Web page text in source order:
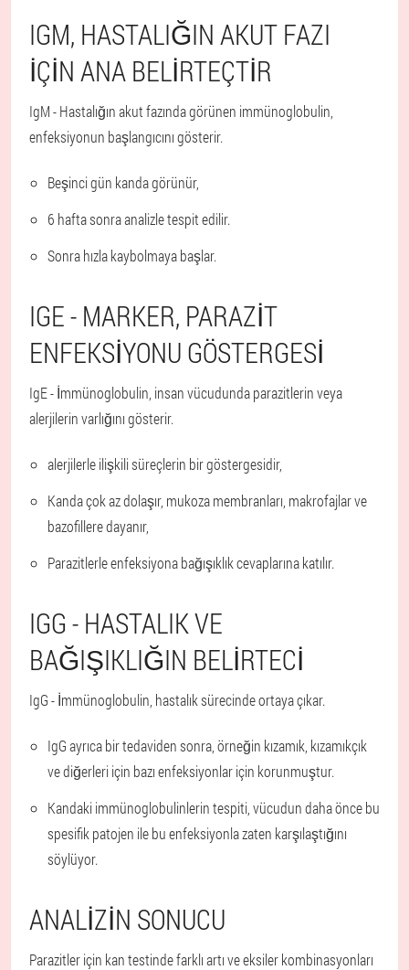
IGM, HASTALIĞIN AKUT FAZI
IÇIN ANA BELIRTEÇTIR
IgM - Hastalığın akut fazında görünen immünoglobulin,
enfeksiyonun başlangıcını gösterir.
Beşinci gün kanda görünür,
6 hafta sonra analizle tespit edilir.
Sonra hızla kaybolmaya başlar.
IGE - MARKER, PARAZIT
ENFEKSIYONU GÖSTERGESI
IgE - İmmünoglobulin, insan vücudunda parazitlerin veya
alerjilerin varlığını gösterir.
alerjilerle ilişkili süreçlerin bir göstergesidir,
Kanda çok az dolaşır, mukoza membranları, makrofajlar ve
bazofillere dayanır,
Parazitlerle enfeksiyona bağışıklık cevaplarına katılır.
IGG - HASTALIK VE
BAĞIŞIKLIĞIN BELIRTECI
IgG - İmmünoglobulin, hastalık sürecinde ortaya çıkar.
IgG ayrıca bir tedaviden sonra, örneğin kızamık, kızamıkçık
ve diğerleri için bazı enfeksiyonlar için korunmuştur.
Kandaki immünoglobulinlerin tespiti, vücudun daha önce bu
spesifik patojen ile bu enfeksiyonla zaten karşılaştığını
söylüyor.
ANALIZIN SONUCU
Parazitler için kan testinde farklı artı ve eksiler kombinasyonları